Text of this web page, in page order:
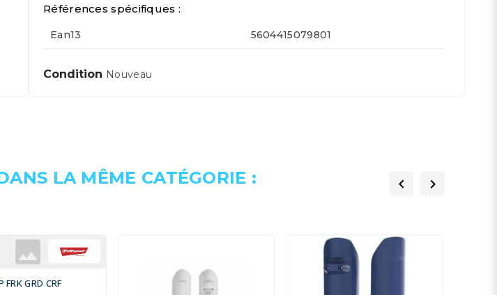
Références spécifiques :
Ean13 5604415079801
Condition Nouveau
LA MÊME CATÉGORIE :  
FRK GRD CRF